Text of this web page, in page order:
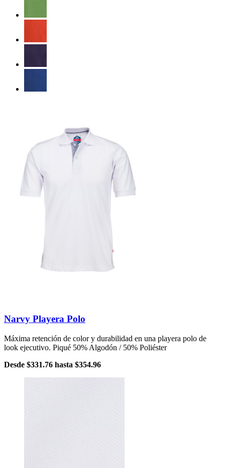
Narvy Playera Polo
Máxima retención de color y durabilidad en una playera polo de
look ejecutivo. Piqué 50% Algodón / 50% Poliéster
Desde $331.76 hasta $354.96